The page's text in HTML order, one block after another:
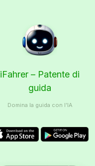
iFahrer – Patente di
guida
Domina la guida con l’IA